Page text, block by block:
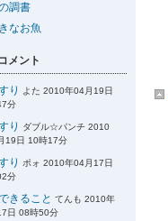
調書
なお魚
メント
り よた 2010年04月19日
分
り
ダブル☆パンチ 2010
19日 10時17分
り
ポォ 2010年04月17日
分
きること てんも 2010年
日 08時50分